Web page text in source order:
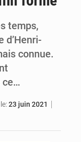
Génocide, guerres et pillages : La RDC obtient un calendrier judiciaire contre le Rwanda à la CIJ
temps,
d’Henri-
connue.
ce…
le:23 juin 2021